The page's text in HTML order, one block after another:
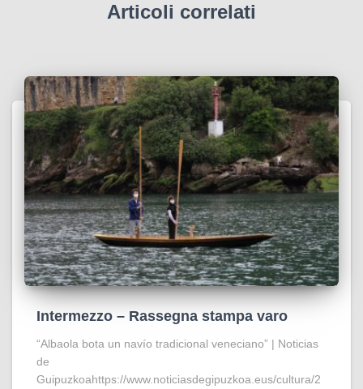
Articoli correlati
Intermezzo – Rassegna stampa varo
“Albaola bota un navío tradicional veneciano” | Noticias
de
Guipuzkoahttps://www.noticiasdegipuzkoa.eus/cultura/2